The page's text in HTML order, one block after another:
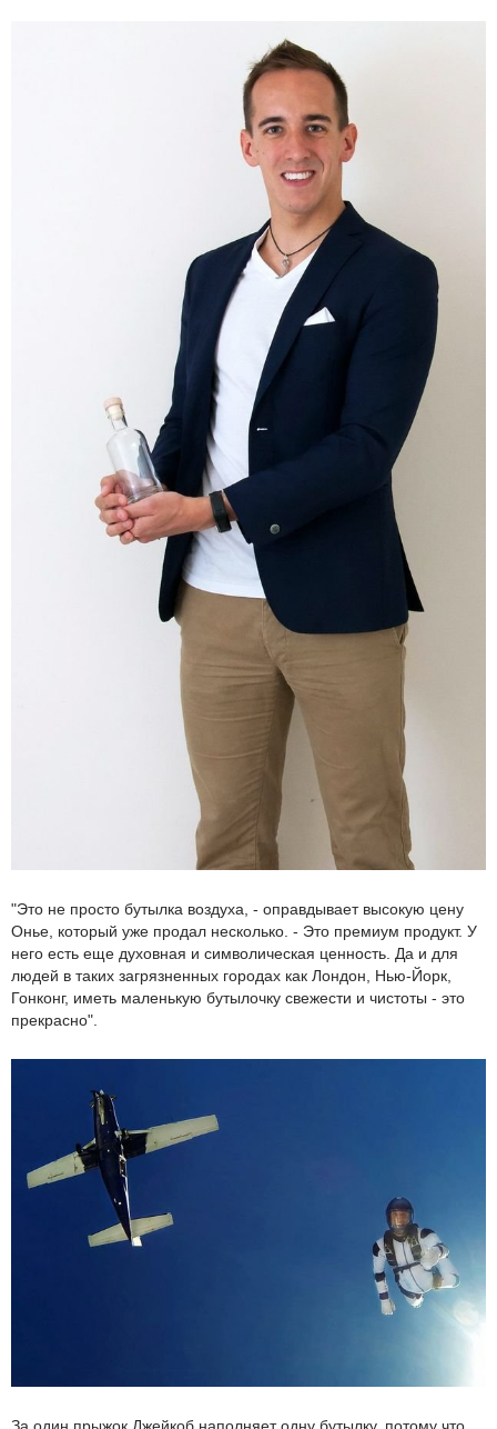
"Это не просто бутылка воздуха, - оправдывает высокую цену
Онье, который уже продал несколько. - Это премиум продукт. У
него есть еще духовная и символическая ценность. Да и для
людей в таких загрязненных городах как Лондон, Нью-Йорк,
Гонконг, иметь маленькую бутылочку свежести и чистоты - это
прекрасно".
За один прыжок Джейкоб наполняет одну бутылку, потому что